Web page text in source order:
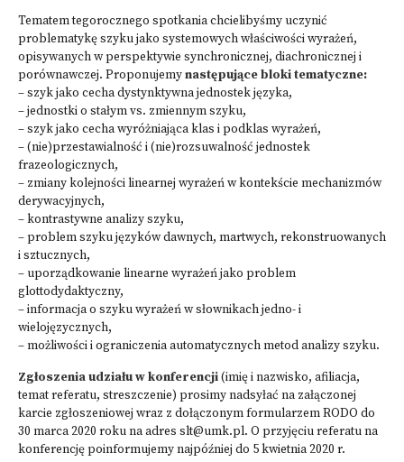
Tematem tegorocznego spotkania chcielibyśmy uczynić
problematykę szyku jako systemowych właściwości wyrażeń,
opisywanych w perspektywie synchronicznej, diachronicznej i
porównawczej. Proponujemynastępujące bloki tematyczne:
– szyk jako cecha dystynktywna jednostek języka,
– jednostki o stałym vs. zmiennym szyku,
– szyk jako cecha wyróżniająca klas i podklas wyrażeń,
– (nie)przestawialność i (nie)rozsuwalność jednostek
frazeologicznych,
– zmiany kolejności linearnej wyrażeń w kontekście mechanizmów
derywacyjnych,
– kontrastywne analizy szyku,
– problem szyku języków dawnych, martwych, rekonstruowanych
i sztucznych,
– uporządkowanie linearne wyrażeń jako problem
glottodydaktyczny,
– informacja o szyku wyrażeń w słownikach jedno- i
wielojęzycznych,
– możliwości i ograniczenia automatycznych metod analizy szyku.
Zgłoszenia udziału w konferencji(imię i nazwisko, afiliacja,
temat referatu, streszczenie) prosimy nadsyłać na załączonej
karcie zgłoszeniowej wraz z dołączonym formularzem RODO do
30 marca 2020 roku na adres slt@umk.pl. O przyjęciu referatu na
konferencję poinformujemy najpóźniej do 5 kwietnia 2020 r.